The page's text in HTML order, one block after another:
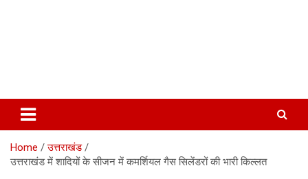
Home
उत्तराखंड
उत्तराखंड में शादियों के सीजन में कमर्शियल गैस सिलेंडरों की भारी किल्लत